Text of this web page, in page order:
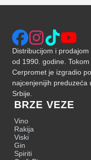
Distribucijom i
od 1990. godine.
Cerpromet je izgradio
najcenjenijih preduzeća
Srbije.
BRZE VEZE
Vino
Rakija
Viski
Gin
Spiriti